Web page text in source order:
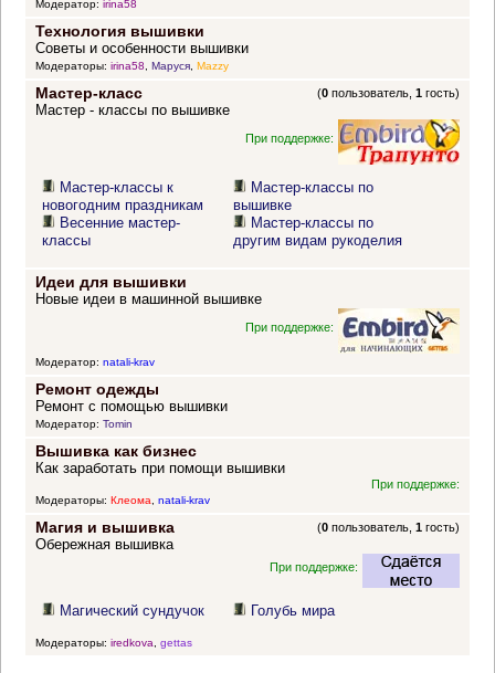
Модератор: irina58
Технология вышивки
Советы и особенности вышивки
Модераторы: irina58, Маруся, Mazzy
Мастер-класс (0 пользователь,1 гость)
Мастер - классы по вышивке
При поддержке:
Мастер-классы к
новогодним праздникам
Весенние мастер-
классы
Мастер-классы по
вышивке
Мастер-классы по
другим видам рукоделия
Идеи для вышивки
Новые идеи в машинной вышивке
При поддержке:
Модератор: natali-krav
Ремонт одежды
Ремонт с помощью вышивки
Модератор: Tomin
Вышивка как бизнес
Как заработать при помощи вышивки
При поддержке:
Модераторы: Клеома, natali-krav
Магия и вышивка (0 пользователь,1 гость)
Обережная вышивка
При поддержке:
Магический сундучок Голубь мира
Модераторы: iredkova gettas